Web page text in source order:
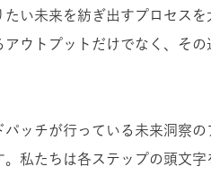
い未来を紡ぎ出すプロセス
ウトプットだけでなく、そ
ッチが行っている未来洞察
私たちは各ステップの頭文